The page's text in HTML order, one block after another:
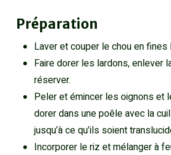
Préparation
Laver et couper le chou en fines
Faire dorer les lardons, enlever
réserver.
Peler et émincer les oignons et
dorer dans une poêle avec la
jusqu’à ce qu’ils soient
Incorporer le riz et mélanger à